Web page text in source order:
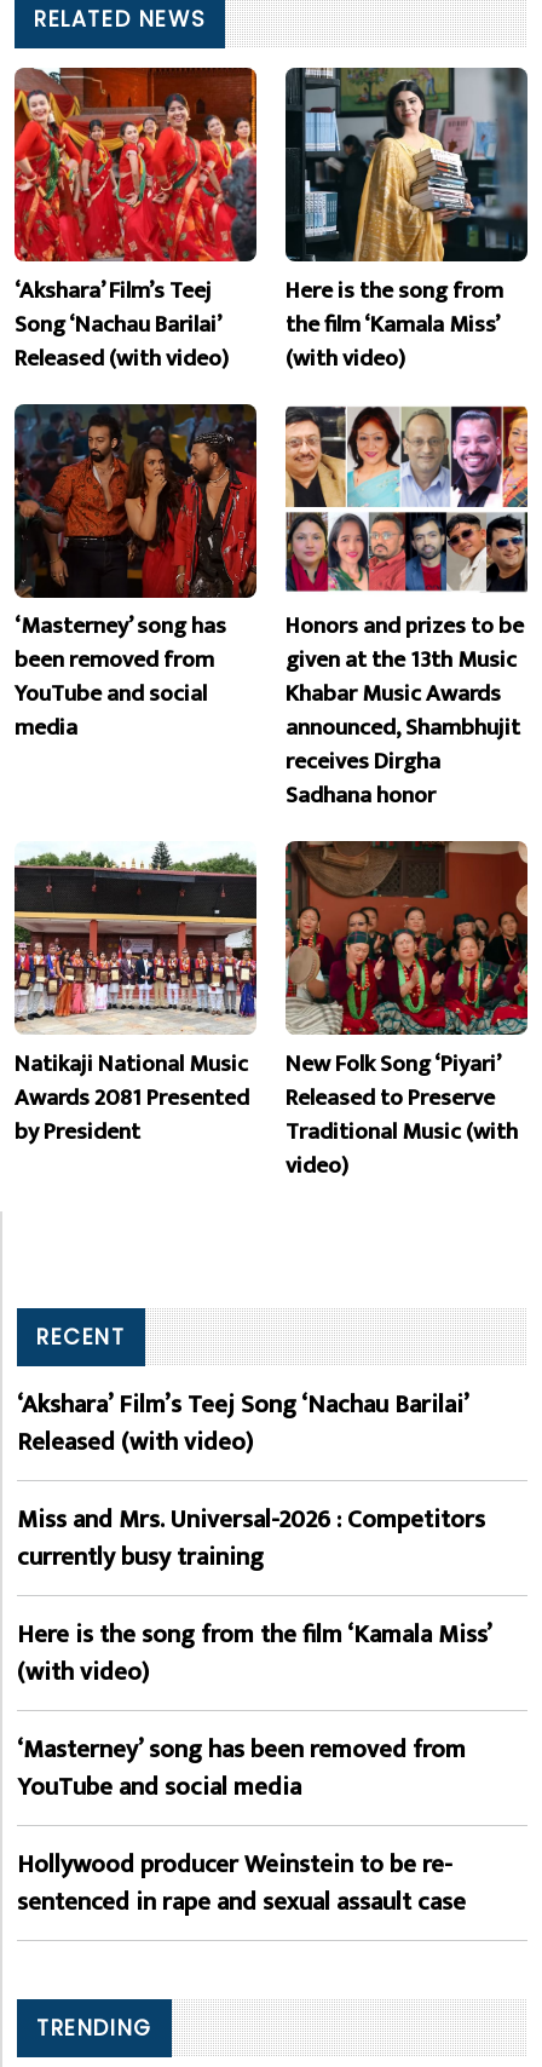
RELATED NEWS
‘Akshara’ Film’s Teej
Song ‘Nachau Barilai’
Released (with video)
Here is the song from
the film ‘Kamala Miss’
(with video)
‘Masterney’ song has
been removed from
YouTube and social
media
Honors and prizes to be
given at the 13th Music
Khabar Music Awards
announced, Shambhujit
receives Dirgha
Sadhana honor
Natikaji National Music
Awards 2081 Presented
by President
New Folk Song ‘Piyari’
Released to Preserve
Traditional Music (with
video)
RECENT
‘Akshara’ Film’s Teej Song ‘Nachau Barilai’
Released (with video)
Miss and Mrs. Universal-2026 : Competitors
currently busy training
Here is the song from the film ‘Kamala Miss’
(with video)
‘Masterney’ song has been removed from
YouTube and social media
Hollywood producer Weinstein to be re-
sentenced in rape and sexual assault case
TRENDING